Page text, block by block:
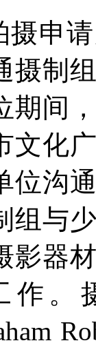
摄申
摄制
期间
文化
位沟
组与
影器
。